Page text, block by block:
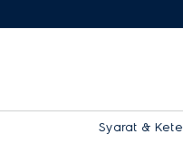
Syarat &